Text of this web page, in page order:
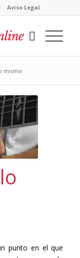
Aviso Legal
mismo
punto en el que